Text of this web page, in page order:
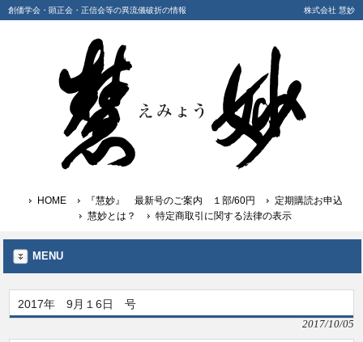
創価学会・顕正会・正信会等の異流儀破折の情報 株式会社 慧妙
HOME 『慧妙』 最新号のご案内 １部/60円
定期購読お申込
慧妙とは？
特定商取引に関する法律の表示
MENU
2017年 9月１6日 号
2017/10/05